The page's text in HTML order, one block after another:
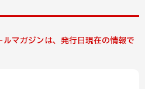
マガジンは、発行日現在の情報で